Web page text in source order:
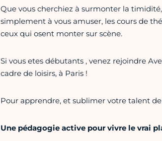
Que vous cherchiez à surmonter la
simplement à vous amuser, les cours de
ceux qui osent monter sur scène.
Si vous etes débutants , venez rejoindre
cadre de loisirs, à Paris !
Pour apprendre, et sublimer votre talent
Une pédagogie active pour vivre le vrai